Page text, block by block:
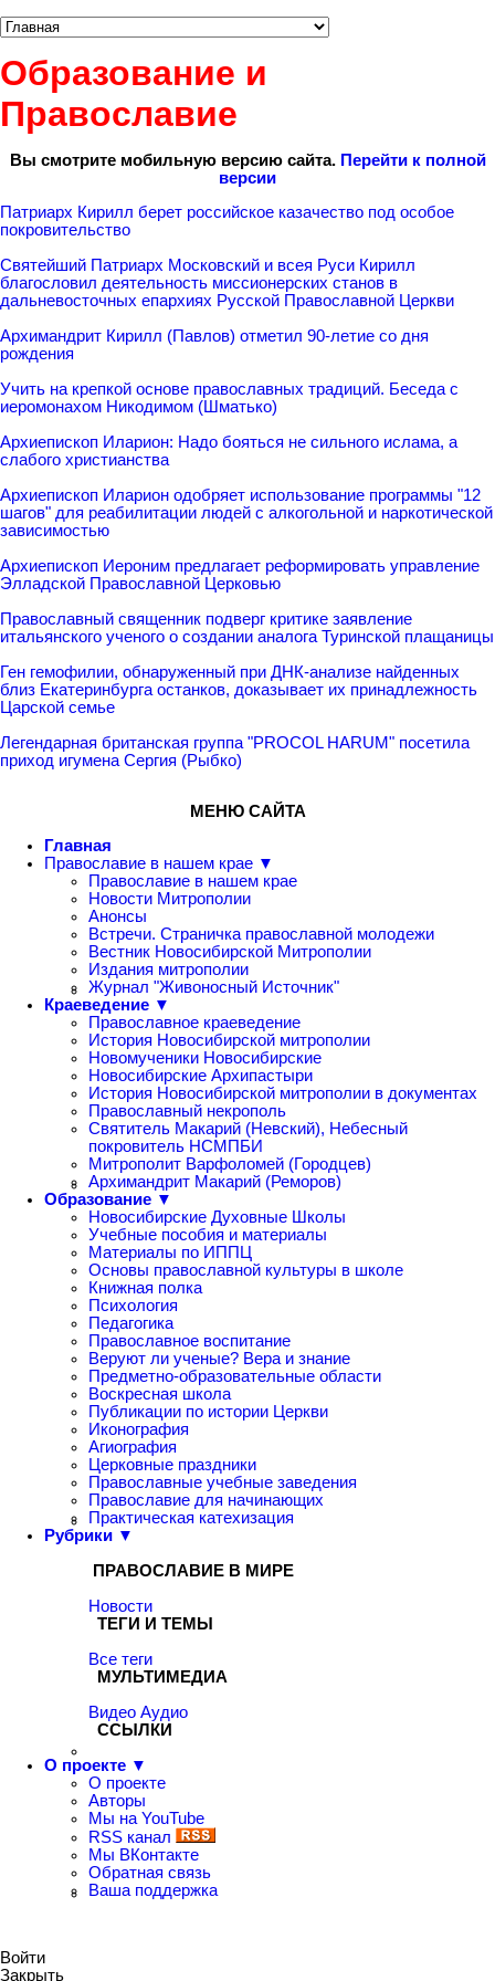
Образование и
Православие
Вы смотрите мобильную версию сайта. Перейти к полной
версии
Патриарх Кирилл берет российское казачество под особое
покровительство
Святейший Патриарх Московский и всея Руси Кирилл
благословил деятельность миссионерских станов в
дальневосточных епархиях Русской Православной Церкви
Архимандрит Кирилл (Павлов) отметил 90-летие со дня
рождения
Учить на крепкой основе православных традиций. Беседа с
иеромонахом Никодимом (Шматько)
Архиепископ Иларион: Надо бояться не сильного ислама, а
слабого христианства
Архиепископ Иларион одобряет использование программы "12
шагов" для реабилитации людей с алкогольной и наркотической
зависимостью
Архиепископ Иероним предлагает реформировать управление
Элладской Православной Церковью
Православный священник подверг критике заявление
итальянского ученого о создании аналога Туринской плащаницы
Ген гемофилии, обнаруженный при ДНК-анализе найденных
близ Екатеринбурга останков, доказывает их принадлежность
Царской семье
Легендарная британская группа "PROCOL HARUM" посетила
приход игумена Сергия (Рыбко)
МЕНЮ САЙТА
Главная
Православие в нашем крае ▼
Православие в нашем крае
Новости Митрополии
Анонсы
Встречи. Страничка православной молодежи
Вестник Новосибирской Митрополии
Издания митрополии
Журнал "Живоносный Источник"
Краеведение ▼
Православное краеведение
История Новосибирской митрополии
Новомученики Новосибирские
Новосибирские Архипастыри
История Новосибирской митрополии в документах
Православный некрополь
Святитель Макарий (Невский), Небесный
покровитель НСМПБИ
Митрополит Варфоломей (Городцев)
Архимандрит Макарий (Реморов)
Образование ▼
Новосибирские Духовные Школы
Учебные пособия и материалы
Материалы по ИППЦ
Основы православной культуры в школе
Книжная полка
Психология
Педагогика
Православное воспитание
Веруют ли ученые? Вера и знание
Предметно-образовательные области
Воскресная школа
Публикации по истории Церкви
Иконография
Агиография
Церковные праздники
Православные учебные заведения
Православие для начинающих
Практическая катехизация
Рубрики ▼
ПРАВОСЛАВИЕ В МИРЕ
Новости
ТЕГИ И ТЕМЫ
Все теги
МУЛЬТИМЕДИА
Видео Аудио
ССЫЛКИ
О проекте ▼
О проекте
Авторы
Мы на YouTube
RSS канал
Мы ВКонтакте
Обратная связь
Ваша поддержка
Войти
Закрыть